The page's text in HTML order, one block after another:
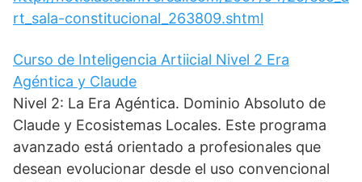
rt_sala-constitucional_263809.shtml
Curso de Inteligencia Artiicial Nivel 2 Era
Agéntica y Claude
Nivel 2: La Era Agéntica. Dominio Absoluto de
Claude y Ecosistemas Locales. Este programa
avanzado está orientado a profesionales que
desean evolucionar desde el uso convencional